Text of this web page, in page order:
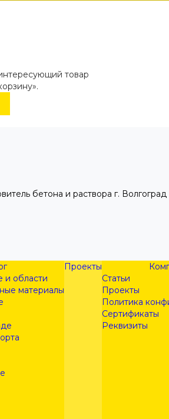
товар
бетона и раствора г. Волгоград
и области
материалы
Проекты
Статьи
Проекты
Политика
Сертификаты
Реквизиты